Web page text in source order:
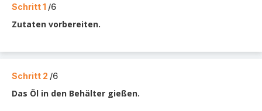
Schritt 1 /6
Zutaten vorbereiten.
Schritt 2 /6
Das Öl in den Behälter gießen.